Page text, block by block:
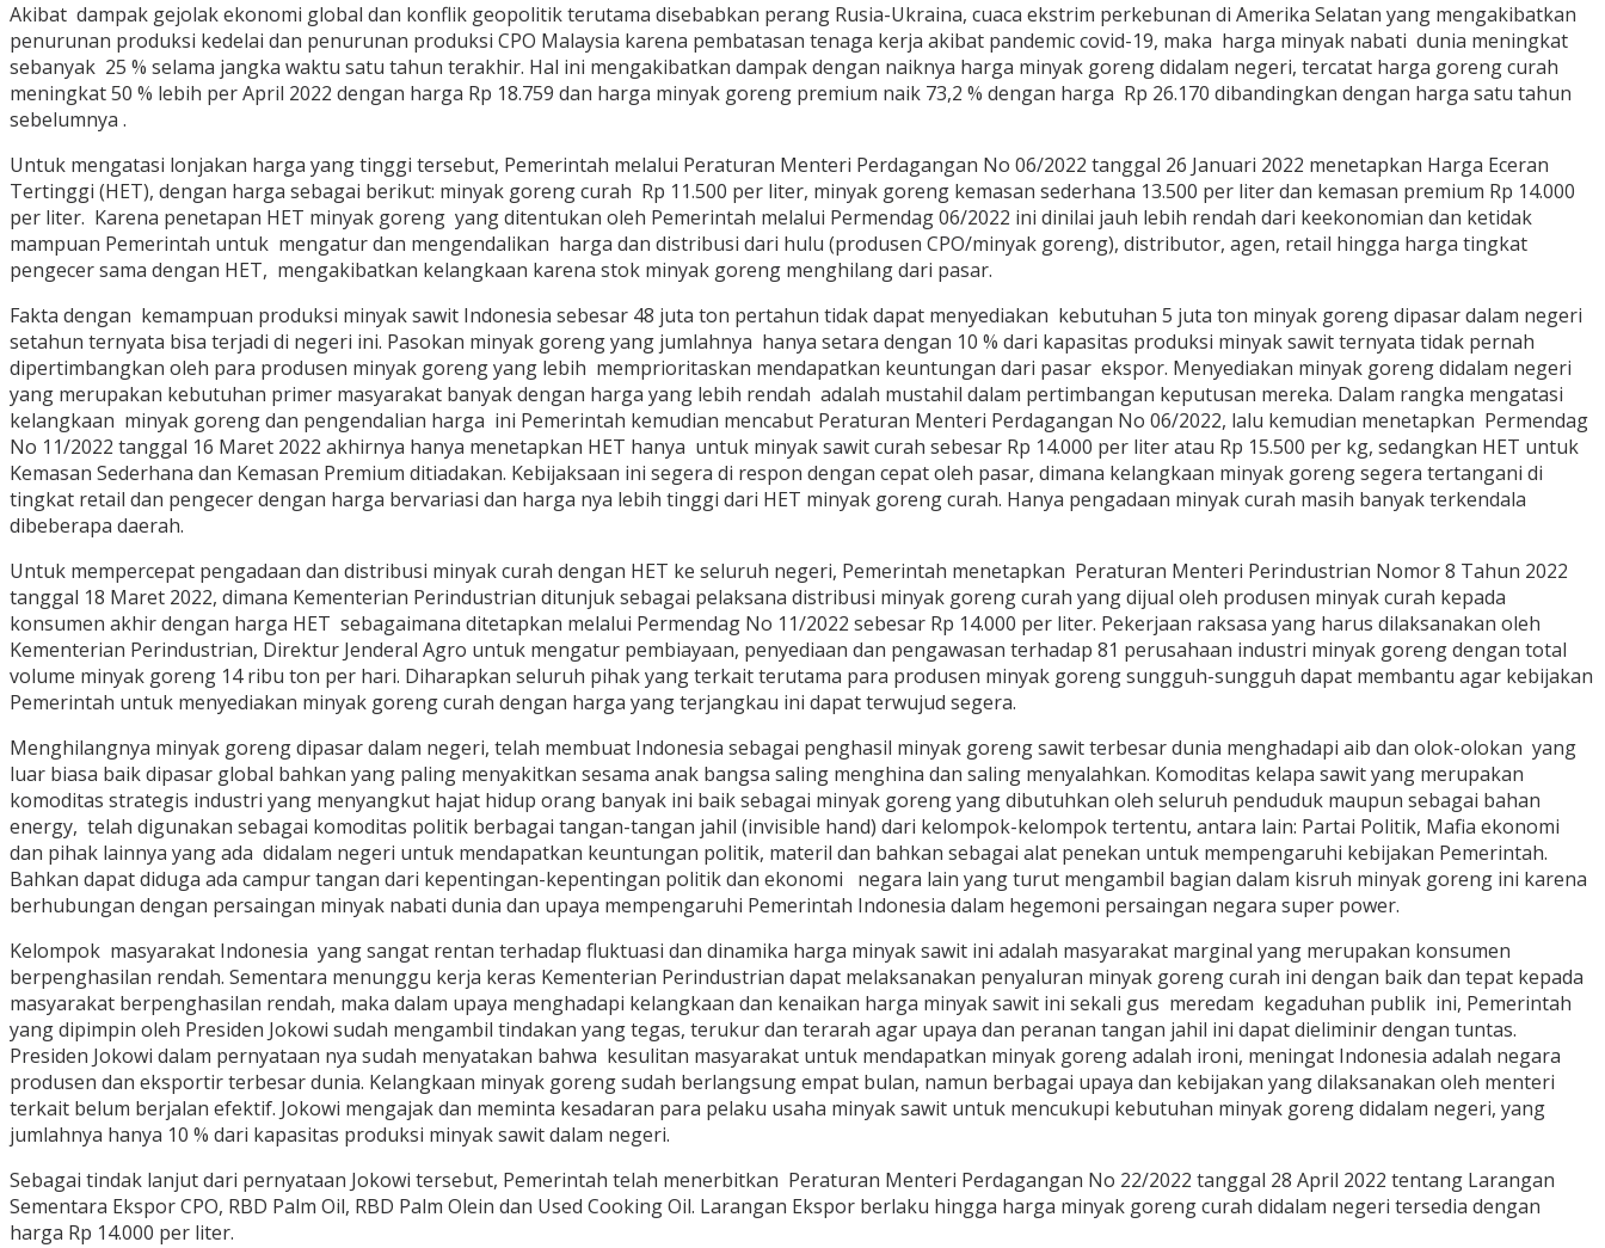
Akibat dampak gejolak ekonomi global dan konflik geopolitik terutama disebabkan perang Rusia-Ukraina, cuaca ekstrim perkebunan di Amerika Selatan yang mengakibatkan
penurunan produksi kedelai dan penurunan produksi CPO Malaysia karena pembatasan tenaga kerja akibat pandemic covid-19, maka harga minyak nabati dunia meningkat
sebanyak 25 % selama jangka waktu satu tahun terakhir. Hal ini mengakibatkan dampak dengan naiknya harga minyak goreng didalam negeri, tercatat harga goreng curah
meningkat 50 % lebih per April 2022 dengan harga Rp 18.759 dan harga minyak goreng premium naik 73,2 % dengan harga Rp 26.170 dibandingkan dengan harga satu tahun
sebelumnya .
Untuk mengatasi lonjakan harga yang tinggi tersebut, Pemerintah melalui Peraturan Menteri Perdagangan No 06/2022 tanggal 26 Januari 2022 menetapkan Harga Eceran
Tertinggi (HET), dengan harga sebagai berikut: minyak goreng curah Rp 11.500 per liter, minyak goreng kemasan sederhana 13.500 per liter dan kemasan premium Rp 14.000
per liter. Karena penetapan HET minyak goreng yang ditentukan oleh Pemerintah melalui Permendag 06/2022 ini dinilai jauh lebih rendah dari keekonomian dan ketidak
mampuan Pemerintah untuk mengatur dan mengendalikan harga dan distribusi dari hulu (produsen CPO/minyak goreng), distributor, agen, retail hingga harga tingkat
pengecer sama dengan HET, mengakibatkan kelangkaan karena stok minyak goreng menghilang dari pasar.
Fakta dengan kemampuan produksi minyak sawit Indonesia sebesar 48 juta ton pertahun tidak dapat menyediakan kebutuhan 5 juta ton minyak goreng dipasar dalam negeri
setahun ternyata bisa terjadi di negeri ini. Pasokan minyak goreng yang jumlahnya hanya setara dengan 10 % dari kapasitas produksi minyak sawit ternyata tidak pernah
dipertimbangkan oleh para produsen minyak goreng yang lebih memprioritaskan mendapatkan keuntungan dari pasar ekspor. Menyediakan minyak goreng didalam negeri
yang merupakan kebutuhan primer masyarakat banyak dengan harga yang lebih rendah adalah mustahil dalam pertimbangan keputusan mereka. Dalam rangka mengatasi
kelangkaan minyak goreng dan pengendalian harga ini Pemerintah kemudian mencabut Peraturan Menteri Perdagangan No 06/2022, lalu kemudian menetapkan Permendag
No 11/2022 tanggal 16 Maret 2022 akhirnya hanya menetapkan HET hanya untuk minyak sawit curah sebesar Rp 14.000 per liter atau Rp 15.500 per kg, sedangkan HET untuk
Kemasan Sederhana dan Kemasan Premium ditiadakan. Kebijaksaan ini segera di respon dengan cepat oleh pasar, dimana kelangkaan minyak goreng segera tertangani di
tingkat retail dan pengecer dengan harga bervariasi dan harga nya lebih tinggi dari HET minyak goreng curah. Hanya pengadaan minyak curah masih banyak terkendala
dibeberapa daerah.
Untuk mempercepat pengadaan dan distribusi minyak curah dengan HET ke seluruh negeri, Pemerintah menetapkan Peraturan Menteri Perindustrian Nomor 8 Tahun 2022
tanggal 18 Maret 2022, dimana Kementerian Perindustrian ditunjuk sebagai pelaksana distribusi minyak goreng curah yang dijual oleh produsen minyak curah kepada
konsumen akhir dengan harga HET sebagaimana ditetapkan melalui Permendag No 11/2022 sebesar Rp 14.000 per liter. Pekerjaan raksasa yang harus dilaksanakan oleh
Kementerian Perindustrian, Direktur Jenderal Agro untuk mengatur pembiayaan, penyediaan dan pengawasan terhadap 81 perusahaan industri minyak goreng dengan total
volume minyak goreng 14 ribu ton per hari. Diharapkan seluruh pihak yang terkait terutama para produsen minyak goreng sungguh-sungguh dapat membantu agar kebijakan
Pemerintah untuk menyediakan minyak goreng curah dengan harga yang terjangkau ini dapat terwujud segera.
Menghilangnya minyak goreng dipasar dalam negeri, telah membuat Indonesia sebagai penghasil minyak goreng sawit terbesar dunia menghadapi aib dan olok-olokan yang
luar biasa baik dipasar global bahkan yang paling menyakitkan sesama anak bangsa saling menghina dan saling menyalahkan. Komoditas kelapa sawit yang merupakan
komoditas strategis industri yang menyangkut hajat hidup orang banyak ini baik sebagai minyak goreng yang dibutuhkan oleh seluruh penduduk maupun sebagai bahan
energy, telah digunakan sebagai komoditas politik berbagai tangan-tangan jahil (invisible hand) dari kelompok-kelompok tertentu, antara lain: Partai Politik, Mafia ekonomi
dan pihak lainnya yang ada didalam negeri untuk mendapatkan keuntungan politik, materil dan bahkan sebagai alat penekan untuk mempengaruhi kebijakan Pemerintah.
Bahkan dapat diduga ada campur tangan dari kepentingan-kepentingan politik dan ekonomi negara lain yang turut mengambil bagian dalam kisruh minyak goreng ini karena
berhubungan dengan persaingan minyak nabati dunia dan upaya mempengaruhi Pemerintah Indonesia dalam hegemoni persaingan negara super power.
Kelompok masyarakat Indonesia yang sangat rentan terhadap fluktuasi dan dinamika harga minyak sawit ini adalah masyarakat marginal yang merupakan konsumen
berpenghasilan rendah. Sementara menunggu kerja keras Kementerian Perindustrian dapat melaksanakan penyaluran minyak goreng curah ini dengan baik dan tepat kepada
masyarakat berpenghasilan rendah, maka dalam upaya menghadapi kelangkaan dan kenaikan harga minyak sawit ini sekali gus meredam kegaduhan publik ini, Pemerintah
yang dipimpin oleh Presiden Jokowi sudah mengambil tindakan yang tegas, terukur dan terarah agar upaya dan peranan tangan jahil ini dapat dieliminir dengan tuntas.
Presiden Jokowi dalam pernyataan nya sudah menyatakan bahwa kesulitan masyarakat untuk mendapatkan minyak goreng adalah ironi, meningat Indonesia adalah negara
produsen dan eksportir terbesar dunia. Kelangkaan minyak goreng sudah berlangsung empat bulan, namun berbagai upaya dan kebijakan yang dilaksanakan oleh menteri
terkait belum berjalan efektif. Jokowi mengajak dan meminta kesadaran para pelaku usaha minyak sawit untuk mencukupi kebutuhan minyak goreng didalam negeri, yang
jumlahnya hanya 10 % dari kapasitas produksi minyak sawit dalam negeri.
Sebagai tindak lanjut dari pernyataan Jokowi tersebut, Pemerintah telah menerbitkan Peraturan Menteri Perdagangan No 22/2022 tanggal 28 April 2022 tentang Larangan
Sementara Ekspor CPO, RBD Palm Oil, RBD Palm Olein dan Used Cooking Oil. Larangan Ekspor berlaku hingga harga minyak goreng curah didalam negeri tersedia dengan
harga Rp 14.000 per liter.